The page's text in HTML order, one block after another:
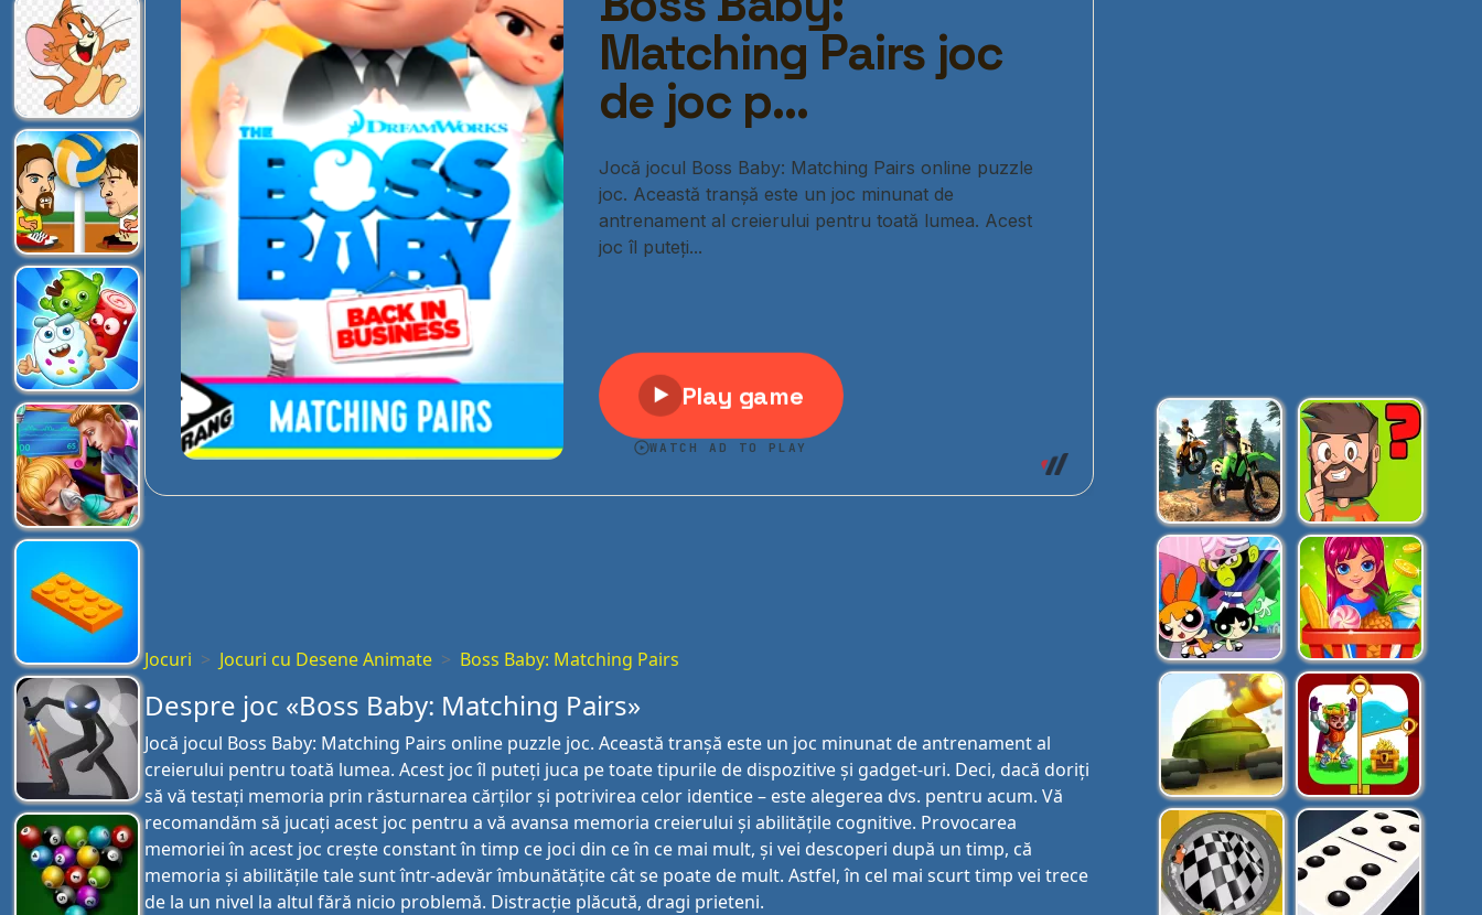
Jocuri Jocuri cu Desene Animate Boss Baby: Matching Pairs
Despre joc «Boss Baby: Matching Pairs»
Jocă jocul Boss Baby: Matching Pairs online puzzle joc. Această tranșă este un joc minunat de antrenament al
creierului pentru toată lumea. Acest joc îl puteți juca pe toate tipurile de dispozitive și gadget-uri. Deci, dacă doriți
să vă testați memoria prin răsturnarea cărților și potrivirea celor identice – este alegerea dvs. pentru acum. Vă
recomandăm să jucați acest joc pentru a vă avansa memoria creierului și abilitățile cognitive. Provocarea
memoriei în acest joc crește constant în timp ce joci din ce în ce mai mult, și vei descoperi după un timp, că
memoria și abilitățile tale sunt într-adevăr îmbunătățite cât se poate de mult. Astfel, în cel mai scurt timp vei trece
de la un nivel la altul fără nicio problemă. Distracție plăcută, dragi prieteni.